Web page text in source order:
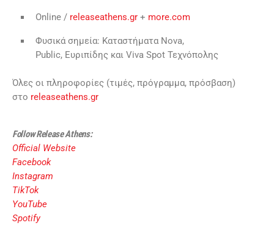
Online / releaseathens.gr + more.com
Φυσικά σημεία: Καταστήματα Νova,
Public, Ευριπίδης και Viva Spot Τεχνόπολης
Όλες οι πληροφορίες (τιμές, πρόγραμμα, πρόσβαση)
στο releaseathens.gr
Follow Release Athens:
Official Website
Facebook
Instagram
TikTok
YouTube
Spotify